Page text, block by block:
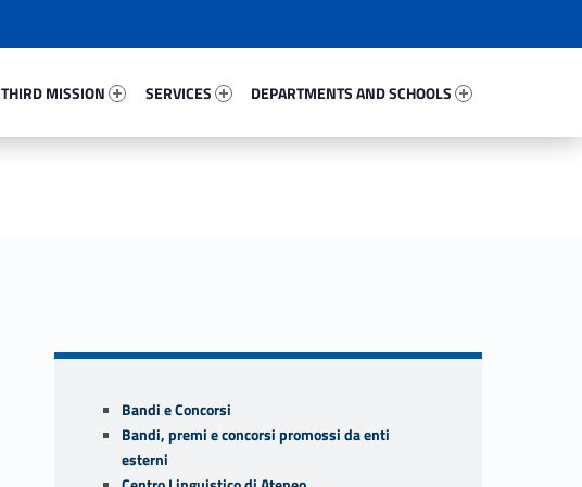
THIRD MISSION
SERVICES
DEPARTMENTS AND SCHOOLS
Sidebar Bandi e Concorsi
Bandi, premi e concorsi promossi da enti
esterni